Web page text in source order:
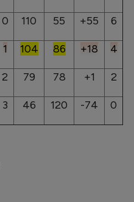
0 110 55 +55 6
1 104 86 +18 4
2 79 78 +1 2
3 46 120 -74 0